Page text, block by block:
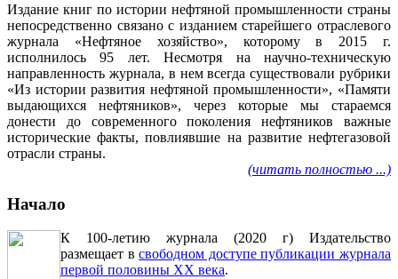
Издание книг по истории нефтяной промышленности страны
непосредственно связано с изданием старейшего отраслевого
журнала «Нефтяное хозяйство», которому в 2015 г.
исполнилось 95 лет. Несмотря на научно-техническую
направленность журнала, в нем всегда существовали рубрики
«Из истории развития нефтяной промышленности», «Памяти
выдающихся нефтяников», через которые мы стараемся
донести до современного поколения нефтяников важные
исторические факты, повлиявшие на развитие нефтегазовой
отрасли страны.
(читать полностью ...)
Начало
К 100-летию журнала (2020 г) Издательство
размещает всвободном доступе публикации журнала
первой половины ХХ века.